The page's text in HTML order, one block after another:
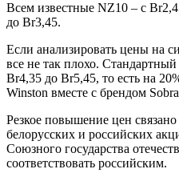
Всем известные NZ10 – с
до Br3,45.
Если анализировать цены на
все не так плохо.
Br4,35 до Br5,45, то есть на
Winston вместе с брендом
Резкое повышение цен
белорусских и российских
Союзного государства
соответствовать российским.